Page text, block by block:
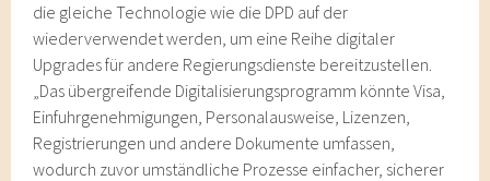
die gleiche Technologie wie die DPD auf der
wiederverwendet werden, um eine Reihe digitaler
Upgrades für andere Regierungsdienste bereitzustellen.
„Das übergreifende Digitalisierungsprogramm könnte Visa,
Einfuhrgenehmigungen, Personalausweise, Lizenzen,
Registrierungen und andere Dokumente umfassen,
wodurch zuvor umständliche Prozesse einfacher, sicherer